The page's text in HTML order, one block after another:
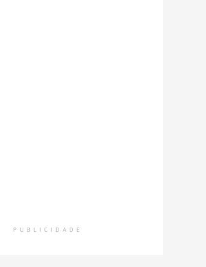
PUBLICIDADE